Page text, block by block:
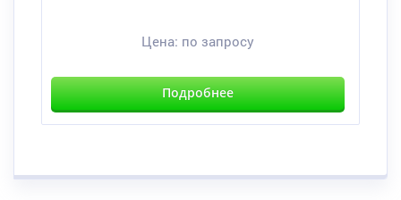
Цена: по запросу
Подробнее